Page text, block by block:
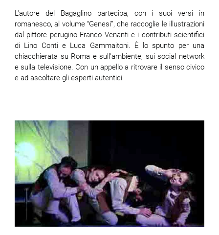
L'autore del Bagaglino partecipa, con i suoi versi in
romanesco, al volume “Genesi”, che raccoglie le illustrazioni
dal pittore perugino Franco Venanti e i contributi scientifici
di Lino Conti e Luca Gammaitoni. È lo spunto per una
chiacchierata su Roma e sull'ambiente, sui social network
e sulla televisione. Con un appello a ritrovare il senso civico
e ad ascoltare gli esperti autentici